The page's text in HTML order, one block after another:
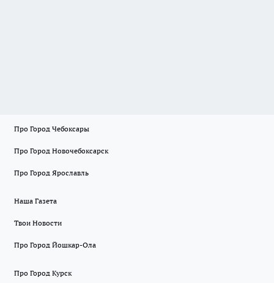
Про Город Чебоксары
Про Город Новочебоксарск
Про Город Ярославль
Наша Газета
Твои Новости
Про Город Йошкар-Ола
Про Город Курск